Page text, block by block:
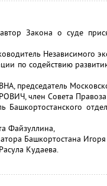
Закона о суде
Независимого
по содействию
член Совета
Файзуллина,
Башкортостана Игоря
Кудаева.